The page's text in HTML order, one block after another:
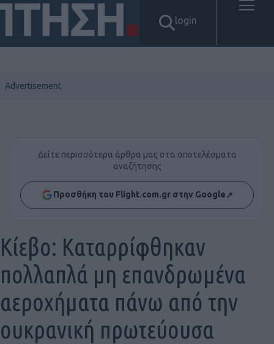
login
Δείτε περισσότερα άρθρα μας στα αποτελέσματα
αναζήτησης
Προσθήκη του Flight.com.gr στην Google↗
Κίεβο: Kαταρρίφθηκαν
πολλαπλά μη επανδρωμένα
αεροχήματα πάνω από την
ουκρανική πρωτεύουσα